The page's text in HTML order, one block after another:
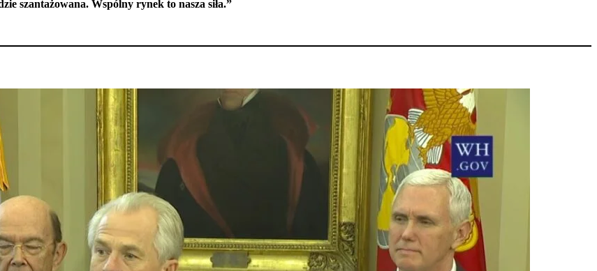
szantażowana. Wspólny rynek to nasza siła.”